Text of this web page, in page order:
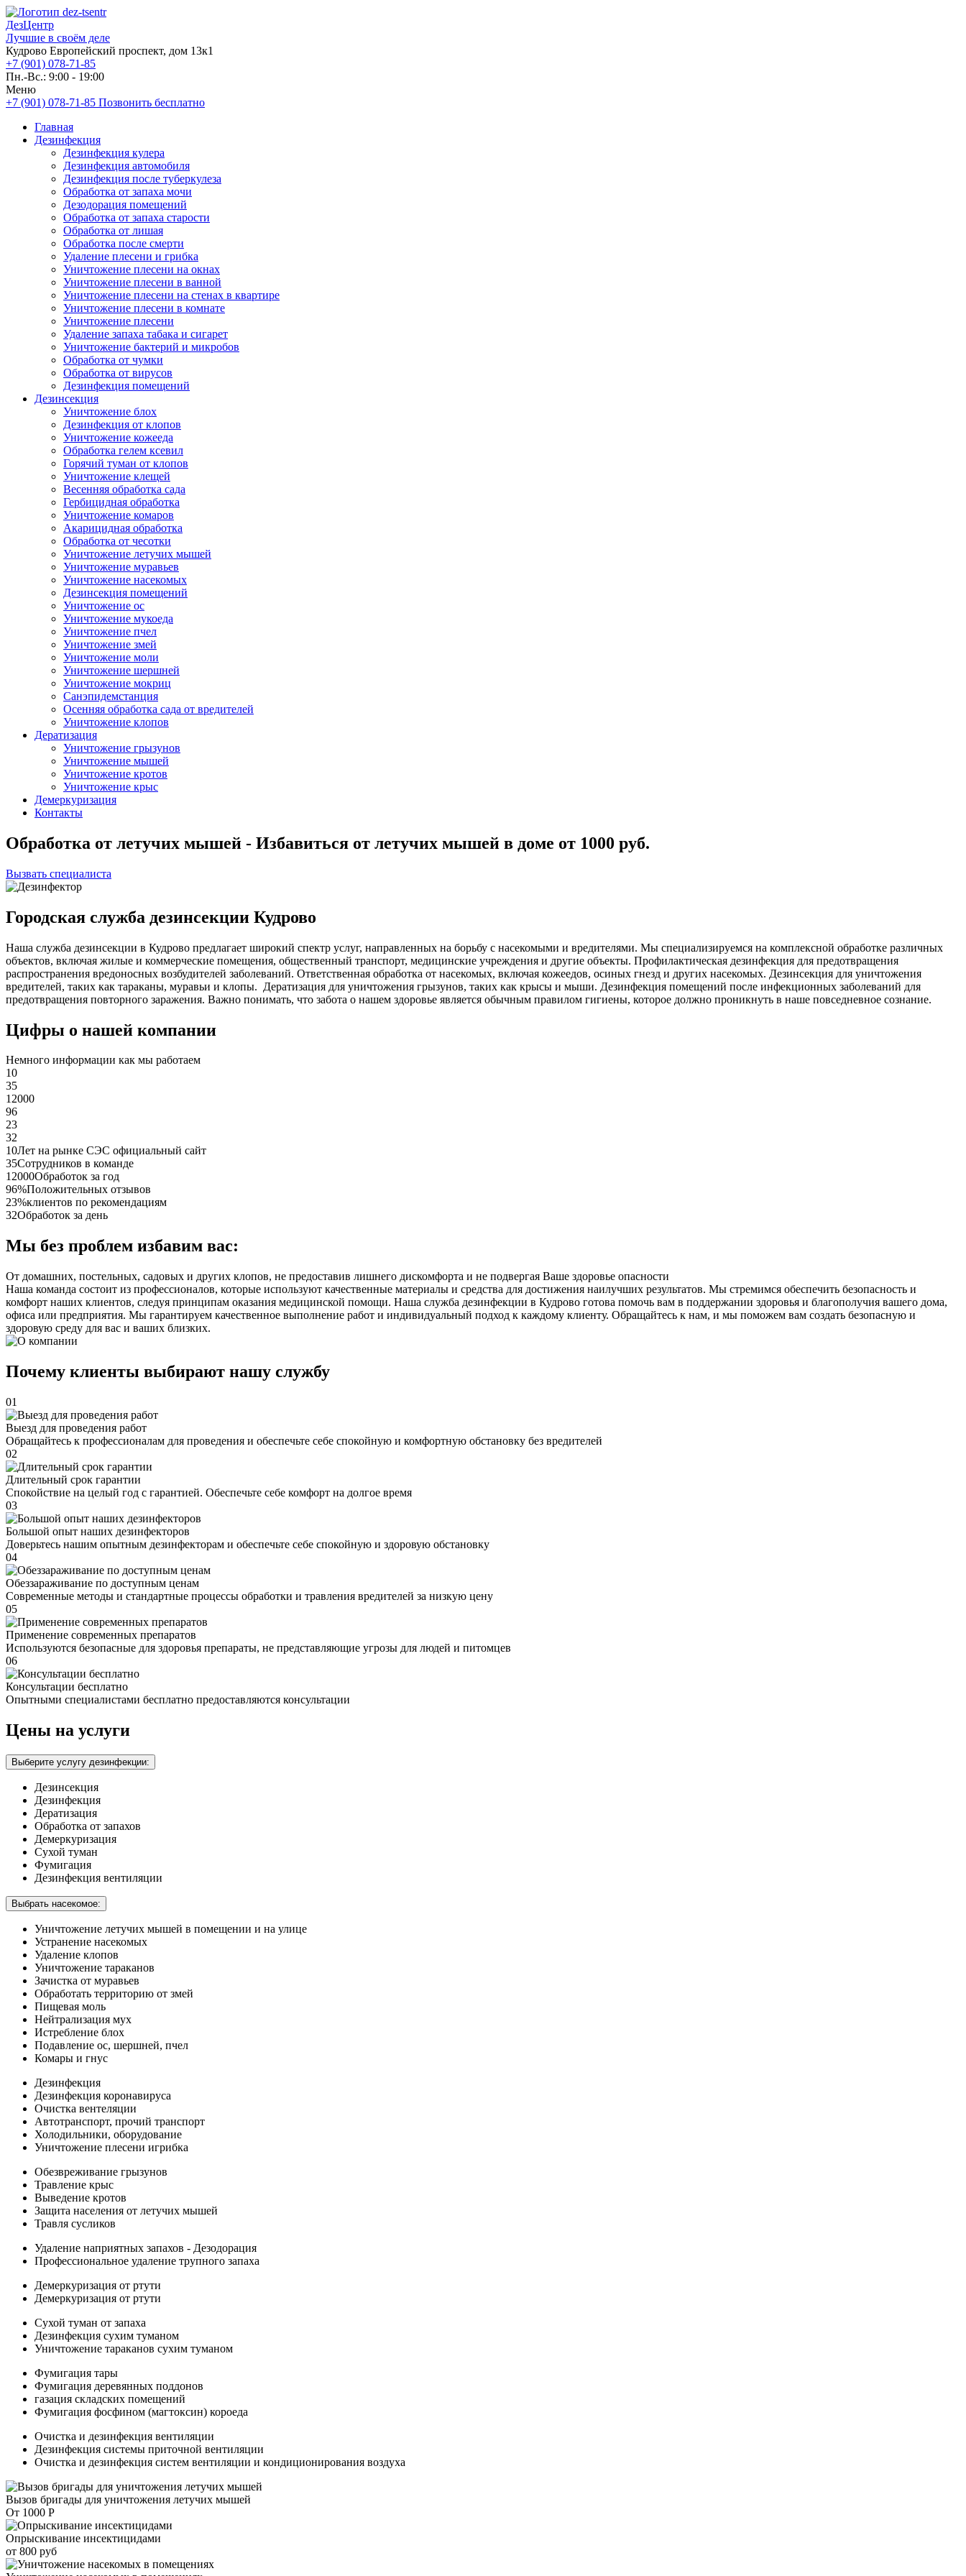
ДезЦентр
Лучшие в своём деле
Кудрово Европейский проспект, дом 13к1
+7 (901) 078-71-85
Пн.-Вс.: 9:00 - 19:00
Меню
+7 (901) 078-71-85 Позвонить бесплатно
Главная
Дезинфекция
Дезинфекция кулера
Дезинфекция автомобиля
Дезинфекция после туберкулеза
Обработка от запаха мочи
Дезодорация помещений
Обработка от запаха старости
Обработка от лишая
Обработка после смерти
Удаление плесени и грибка
Уничтожение плесени на окнах
Уничтожение плесени в ванной
Уничтожение плесени на стенах в квартире
Уничтожение плесени в комнате
Уничтожение плесени
Удаление запаха табака и сигарет
Уничтожение бактерий и микробов
Обработка от чумки
Обработка от вирусов
Дезинфекция помещений
Дезинсекция
Уничтожение блох
Дезинфекция от клопов
Уничтожение кожееда
Обработка гелем ксевил
Горячий туман от клопов
Уничтожение клещей
Весенняя обработка сада
Гербицидная обработка
Уничтожение комаров
Акарицидная обработка
Обработка от чесотки
Уничтожение летучих мышей
Уничтожение муравьев
Уничтожение насекомых
Дезинсекция помещений
Уничтожение ос
Уничтожение мукоеда
Уничтожение пчел
Уничтожение змей
Уничтожение моли
Уничтожение шершней
Уничтожение мокриц
Санэпидемстанция
Осенняя обработка сада от вредителей
Уничтожение клопов
Дератизация
Уничтожение грызунов
Уничтожение мышей
Уничтожение кротов
Уничтожение крыс
Демеркуризация
Контакты
Обработка от летучих мышей - Избавиться от летучих мышей в доме от 1000 руб.
Вызвать специалиста
Городская служба дезинсекции Кудрово
Наша служба дезинсекции в Кудрово предлагает широкий спектр услуг, направленных на борьбу с насекомыми и вредителями. Мы специализируемся на комплексной обработке различных
объектов, включая жилые и коммерческие помещения, общественный транспорт, медицинские учреждения и другие объекты. Профилактическая дезинфекция для предотвращения
распространения вредоносных возбудителей заболеваний. Ответственная обработка от насекомых, включая кожеедов, осиных гнезд и других насекомых. Дезинсекция для уничтожения
вредителей, таких как тараканы, муравьи и клопы. Дератизация для уничтожения грызунов, таких как крысы и мыши. Дезинфекция помещений после инфекционных заболеваний для
предотвращения повторного заражения. Важно понимать, что забота о нашем здоровье является обычным правилом гигиены, которое должно проникнуть в наше повседневное сознание.
Цифры о нашей компании
Немного информации как мы работаем
10
35
12000
96
23
32
10Лет на рынке СЭС официальный сайт
35Сотрудников в команде
12000Обработок за год
96%Положительных отзывов
23%клиентов по рекомендациям
32Обработок за день
Мы без проблем избавим вас:
От домашних, постельных, садовых и других клопов, не предоставив лишнего дискомфорта и не подвергая Ваше здоровье опасности
Наша команда состоит из профессионалов, которые используют качественные материалы и средства для достижения наилучших результатов. Мы стремимся обеспечить безопасность и
комфорт наших клиентов, следуя принципам оказания медицинской помощи. Наша служба дезинфекции в Кудрово готова помочь вам в поддержании здоровья и благополучия вашего дома,
офиса или предприятия. Мы гарантируем качественное выполнение работ и индивидуальный подход к каждому клиенту. Обращайтесь к нам, и мы поможем вам создать безопасную и
здоровую среду для вас и ваших близких.
Почему клиенты выбирают нашу службу
01
Выезд для проведения работ
Обращайтесь к профессионалам для проведения и обеспечьте себе спокойную и комфортную обстановку без вредителей
02
Длительный срок гарантии
Спокойствие на целый год с гарантией. Обеспечьте себе комфорт на долгое время
03
Большой опыт наших дезинфекторов
Доверьтесь нашим опытным дезинфекторам и обеспечьте себе спокойную и здоровую обстановку
04
Обеззараживание по доступным ценам
Современные методы и стандартные процессы обработки и травления вредителей за низкую цену
05
Применение современных препаратов
Используются безопасные для здоровья препараты, не представляющие угрозы для людей и питомцев
06
Консультации бесплатно
Опытными специалистами бесплатно предоставляются консультации
Цены на услуги
Выберите услугу дезинфекции:
Дезинсекция
Дезинфекция
Дератизация
Обработка от запахов
Демеркуризация
Сухой туман
Фумигация
Дезинфекция вентиляции
Выбрать насекомое:
Уничтожение летучих мышей в помещении и на улице
Устранение насекомых
Удаление клопов
Уничтожение тараканов
Зачистка от муравьев
Обработать территорию от змей
Пищевая моль
Нейтрализация мух
Истребление блох
Подавление ос, шершней, пчел
Комары и гнус
Дезинфекция
Дезинфекция коронавируса
Очистка вентеляции
Автотранспорт, прочий транспорт
Холодильники, оборудование
Уничтожение плесени игрибка
Обезвреживание грызунов
Травление крыс
Выведение кротов
Защита населения от летучих мышей
Травля сусликов
Удаление наприятных запахов - Дезодорация
Профессиональное удаление трупного запаха
Демеркуризация от ртути
Демеркуризация от ртути
Сухой туман от запаха
Дезинфекция сухим туманом
Уничтожение тараканов сухим туманом
Фумигация тары
Фумигация деревянных поддонов
газация складских помещений
Фумигация фосфином (магтоксин) короеда
Очистка и дезинфекция вентиляции
Дезинфекция системы приточной вентиляции
Очистка и дезинфекция систем вентиляции и кондиционирования воздуха
Вызов бригады для уничтожения летучих мышей
От 1000 Р
Опрыскивание инсектицидами
от 800 руб